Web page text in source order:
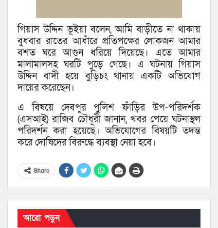
গিয়াস উদ্দিন ভূইয়া বলেন, আমি বাড়ীতে না থাকায়
বুধবার রাতের আধাঁরে প্রতিপক্ষের লোকজন আমার
বশত ঘরে আগুন ধরিয়ে দিয়েছে। এতে আমার
মালামালসহ ঘরটি পুড়ে গেছে। এ ঘটনায় গিয়াস
উদ্দিন বাদী হয়ে বুড়িচং থানায় একটি অভিযোগ
দায়ের করেছেন।
এ বিষয়ে দেবপুর পুলিশ ফাঁড়ির উপ-পরিদর্শক
(এসআই) রাজিব চৌধূরী জানান, খবর পেয়ে ঘটনাস্থল
পরিদর্শন করা হয়েছে। অভিযোগের বিষয়টি তদন্ত
করে দোষিদের বিরুদ্ধে ব্যবস্থা নেয়া হবে।
Share
আরো পড়ুন